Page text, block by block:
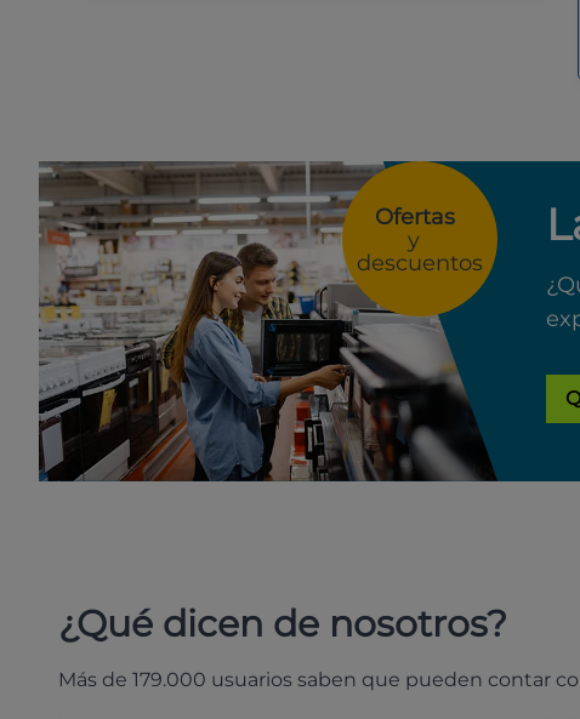
Ofertas
y
descuentos
¿Qué dicen de nosotros?
Más de 179.000 usuarios saben que pueden contar